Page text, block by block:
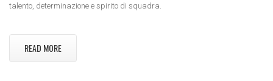
talento, determinazione e spirito di squadra.
READ MORE